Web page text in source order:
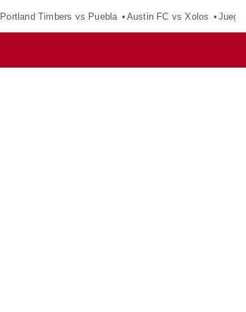
Portland Timbers vs Puebla Austin FC vs Xolos